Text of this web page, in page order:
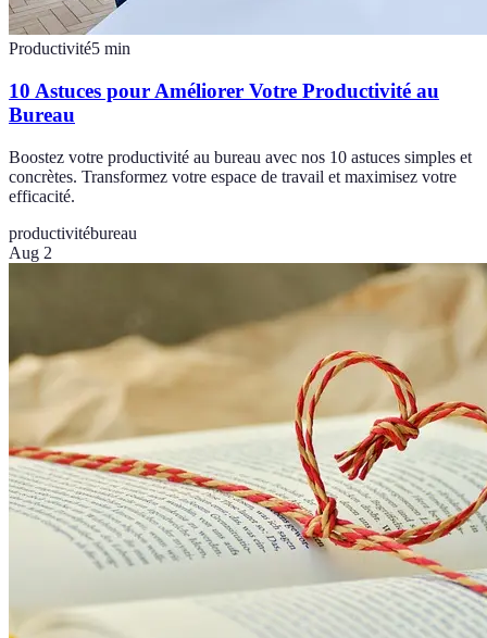
Productivité5 min
10 Astuces pour Améliorer Votre Productivité au
Bureau
Boostez votre productivité au bureau avec nos 10 astuces simples et
concrètes. Transformez votre espace de travail et maximisez votre
efficacité.
productivitébureau
Aug 2